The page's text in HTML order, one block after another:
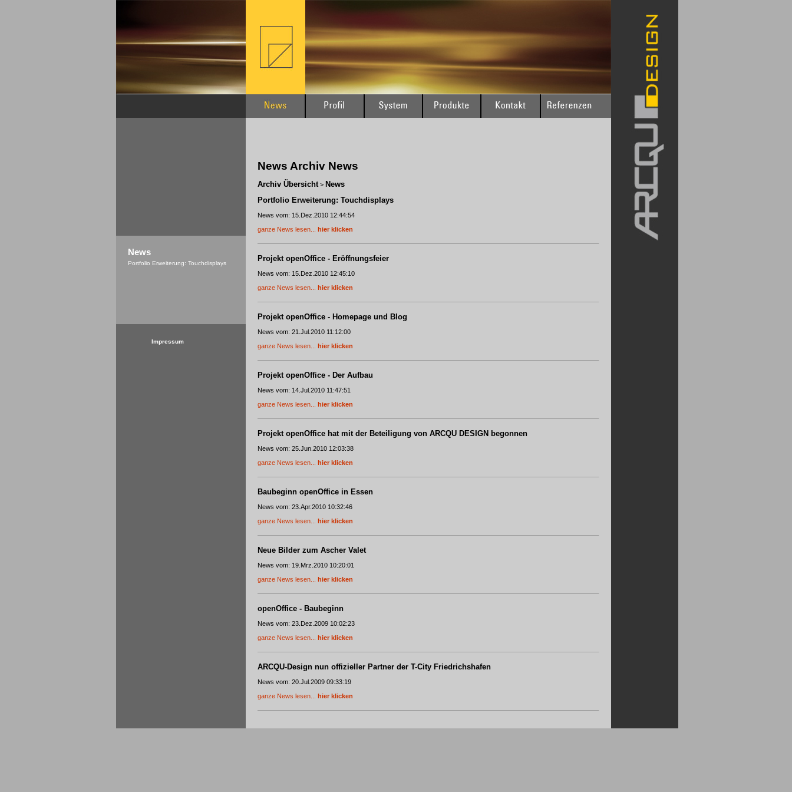
News Archiv News
Archiv Übersicht > News
Portfolio Erweiterung: Touchdisplays
News vom: 15.Dez.2010 12:44:54
ganze News lesen... hier klicken
Projekt openOffice - Eröffnungsfeier
News vom: 15.Dez.2010 12:45:10
ganze News lesen... hier klicken
Projekt openOffice - Homepage und Blog
News vom: 21.Jul.2010 11:12:00
ganze News lesen... hier klicken
Projekt openOffice - Der Aufbau
News vom: 14.Jul.2010 11:47:51
ganze News lesen... hier klicken
Projekt openOffice hat mit der Beteiligung von ARCQU DESIGN begonnen
News vom: 25.Jun.2010 12:03:38
ganze News lesen... hier klicken
Baubeginn openOffice in Essen
News vom: 23.Apr.2010 10:32:46
ganze News lesen... hier klicken
Neue Bilder zum Ascher Valet
News vom: 19.Mrz.2010 10:20:01
ganze News lesen... hier klicken
openOffice - Baubeginn
News vom: 23.Dez.2009 10:02:23
ganze News lesen... hier klicken
ARCQU-Design nun offizieller Partner der T-City Friedrichshafen
News vom: 20.Jul.2009 09:33:19
ganze News lesen... hier klicken
News
Portfolio Erweiterung: Touchdisplays
Impressum